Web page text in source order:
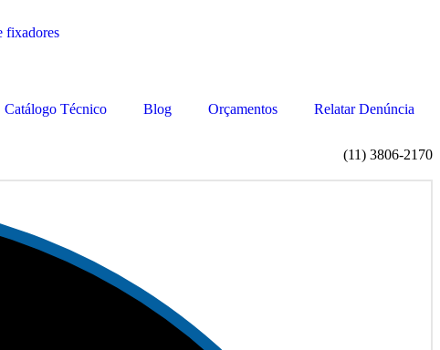
Catálogo Técnico Blog Orçamentos Relatar Denúncia
(11) 3806-2170